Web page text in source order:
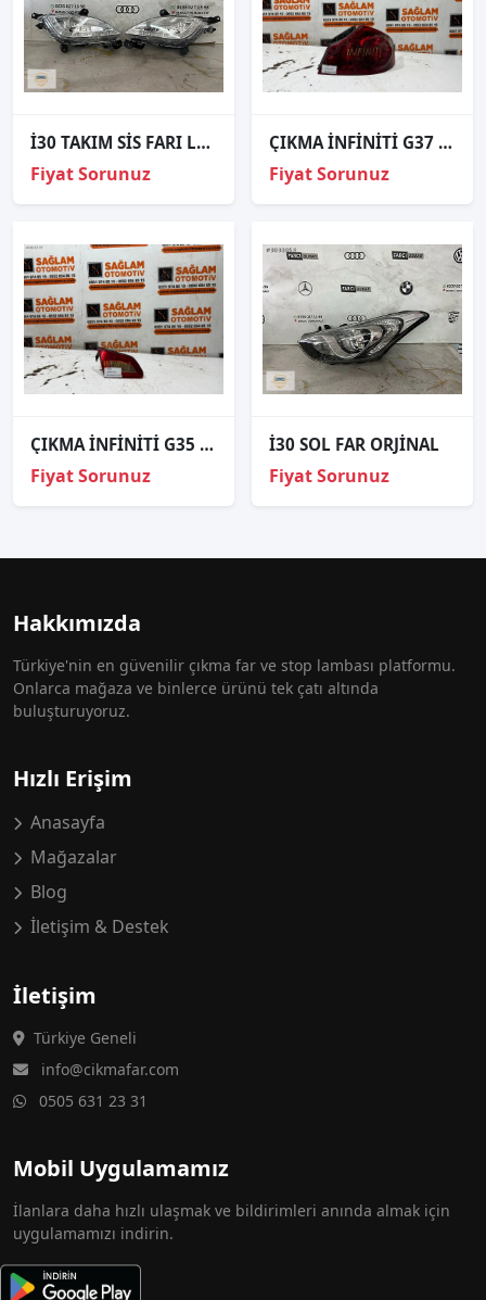
İ30 TAKIM SİS FARI LEDLİ 12-15
Fiyat Sorunuz
ÇIKMA İNFİNİTİ G37 SAĞ ARKA STOP
Fiyat Sorunuz
ÇIKMA İNFİNİTİ G35 SOL BAGAJ İÇİ STOP
Fiyat Sorunuz
İ30 SOL FAR ORJİNAL
Fiyat Sorunuz
Hakkımızda
Türkiye'nin en güvenilir çıkma far ve stop lambası platformu.
Onlarca mağaza ve binlerce ürünü tek çatı altında
buluşturuyoruz.
Hızlı Erişim
Anasayfa
Mağazalar
Blog
İletişim & Destek
İletişim
Türkiye Geneli
info@cikmafar.com
0505 631 23 31
Mobil Uygulamamız
İlanlara daha hızlı ulaşmak ve bildirimleri anında almak için
uygulamamızı indirin.